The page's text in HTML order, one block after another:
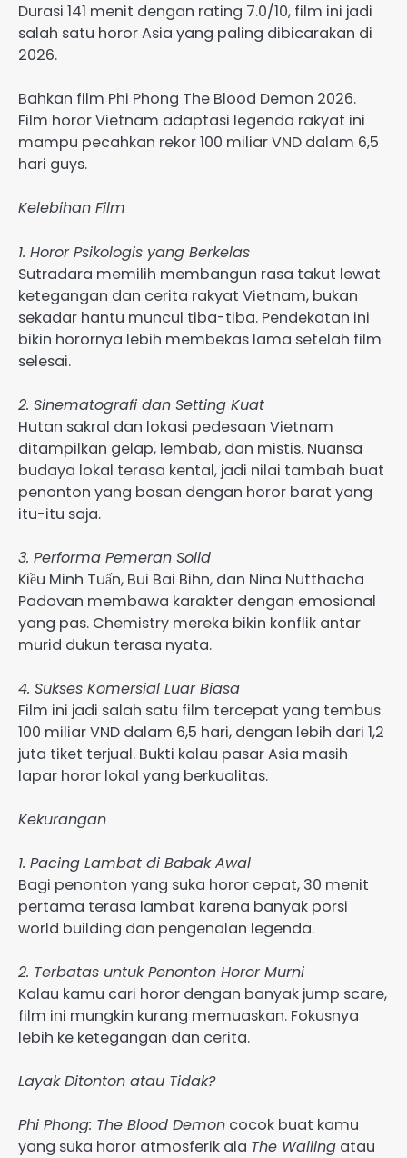
Durasi 141 menit dengan rating 7.0/10, film ini jadi
salah satu horor Asia yang paling dibicarakan di
2026.
Bahkan film Phi Phong The Blood Demon 2026.
Film horor Vietnam adaptasi legenda rakyat ini
mampu pecahkan rekor 100 miliar VND dalam 6,5
hari guys.
Kelebihan Film
1. Horor Psikologis yang Berkelas
Sutradara memilih membangun rasa takut lewat
ketegangan dan cerita rakyat Vietnam, bukan
sekadar hantu muncul tiba-tiba. Pendekatan ini
bikin horornya lebih membekas lama setelah film
selesai.
2. Sinematografi dan Setting Kuat
Hutan sakral dan lokasi pedesaan Vietnam
ditampilkan gelap, lembab, dan mistis. Nuansa
budaya lokal terasa kental, jadi nilai tambah buat
penonton yang bosan dengan horor barat yang
itu-itu saja.
3. Performa Pemeran Solid
Kiều Minh Tuấn, Bui Bai Bihn, dan Nina Nutthacha
Padovan membawa karakter dengan emosional
yang pas. Chemistry mereka bikin konflik antar
murid dukun terasa nyata.
4. Sukses Komersial Luar Biasa
Film ini jadi salah satu film tercepat yang tembus
100 miliar VND dalam 6,5 hari, dengan lebih dari 1,2
juta tiket terjual. Bukti kalau pasar Asia masih
lapar horor lokal yang berkualitas.
Kekurangan
1. Pacing Lambat di Babak Awal
Bagi penonton yang suka horor cepat, 30 menit
pertama terasa lambat karena banyak porsi
world building dan pengenalan legenda.
2. Terbatas untuk Penonton Horor Murni
Kalau kamu cari horor dengan banyak jump scare,
film ini mungkin kurang memuaskan. Fokusnya
lebih ke ketegangan dan cerita.
Layak Ditonton atau Tidak?
Phi Phong: The Blood Demon cocok buat kamu
yang suka horor atmosferik ala The Wailing atau